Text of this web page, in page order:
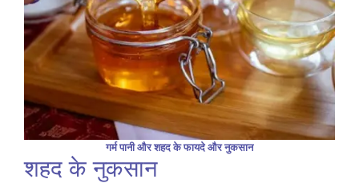
गर्म पानी और शहद के फायदे और नुकसान
शहद के नुकसान